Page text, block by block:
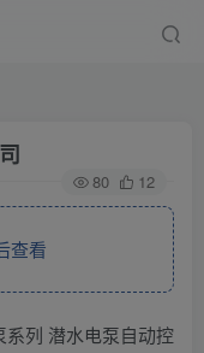
80 12
查看
系列 潜水电泵自动控